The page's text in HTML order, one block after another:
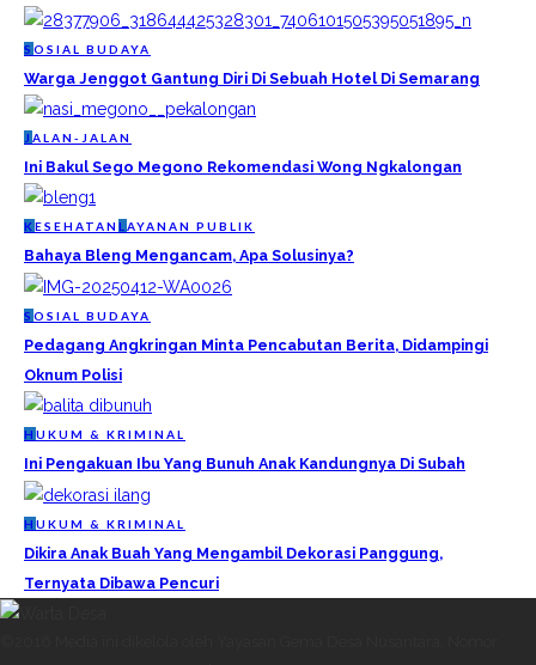
S OSIAL BUDAYA
Warga Jenggot Gantung Diri Di Sebuah Hotel Di Semarang
J ALAN-JALAN
Ini Bakul Sego Megono Rekomendasi Wong Ngkalongan
KESEHATAN LAYANAN PUBLIK
Bahaya Bleng Mengancam, Apa Solusinya?
S OSIAL BUDAYA
Pedagang Angkringan Minta Pencabutan Berita, Didampingi
Oknum Polisi
H UKUM & KRIMINAL
Ini Pengakuan Ibu Yang Bunuh Anak Kandungnya Di Subah
H UKUM & KRIMINAL
Dikira Anak Buah Yang Mengambil Dekorasi Panggung,
Ternyata Dibawa Pencuri